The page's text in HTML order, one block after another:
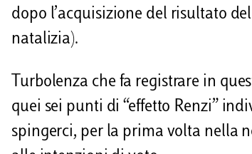
i
dopo l’acquisizione del risultato
natalizia).
Turbolenza che fa registrare in
quei sei punti di “effetto Renzi”
spingerci, per la prima volta nella